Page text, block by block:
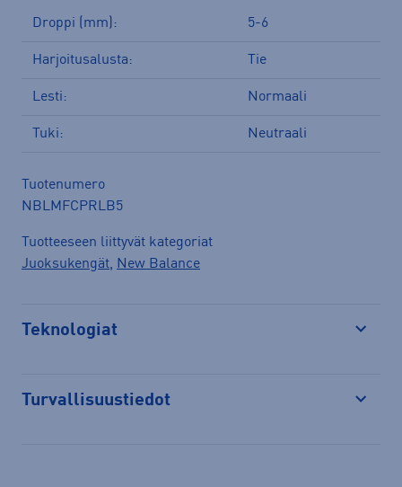
Droppi (mm): 5-6
Harjoitusalusta: Tie
Lesti: Normaali
Tuki: Neutraali
Tuotenumero
NBLMFCPRLB5
Tuotteeseen liittyvät kategoriat
Juoksukengät, New Balance
Teknologiat
Turvallisuustiedot